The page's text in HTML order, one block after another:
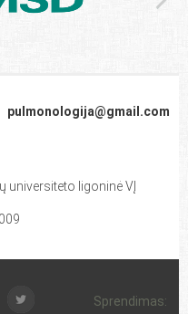
pulmonologija@gmail.com
universiteto ligoninė VĮ
Sprendimas: